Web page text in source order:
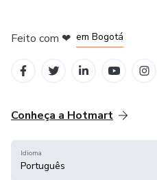
Feito com ❤ em Bogotá
Conheça a Hotmart
Idioma
Português